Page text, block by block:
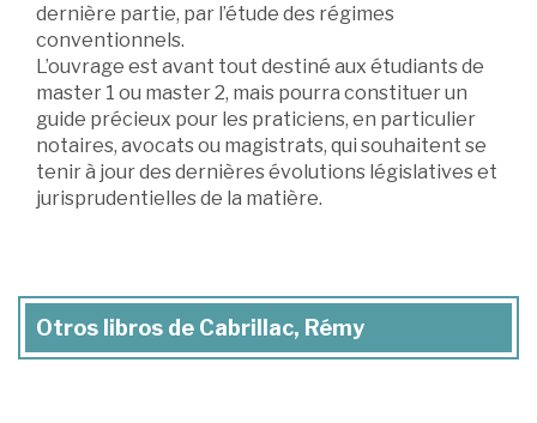
dernière partie, par l’étude des régimes
conventionnels.
L’ouvrage est avant tout destiné aux étudiants de
master 1 ou master 2, mais pourra constituer un
guide précieux pour les praticiens, en particulier
notaires, avocats ou magistrats, qui souhaitent se
tenir à jour des dernières évolutions législatives et
jurisprudentielles de la matière.
Otros libros de Cabrillac, Rémy